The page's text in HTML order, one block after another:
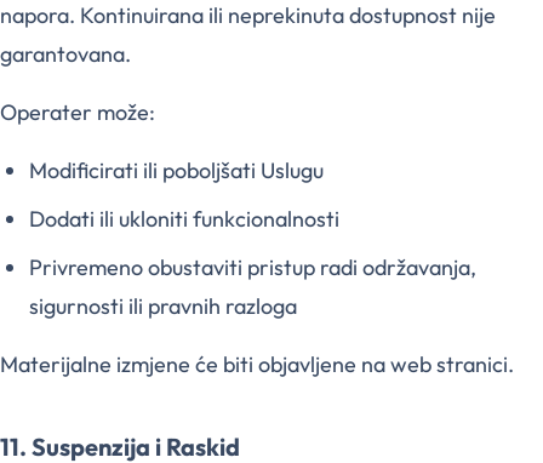
napora. Kontinuirana ili neprekinuta dostupnost nije
garantovana.
Operater može:
Modificirati ili poboljšati Uslugu
Dodati ili ukloniti funkcionalnosti
Privremeno obustaviti pristup radi održavanja,
sigurnosti ili pravnih razloga
Materijalne izmjene će biti objavljene na web stranici.
11. Suspenzija i Raskid